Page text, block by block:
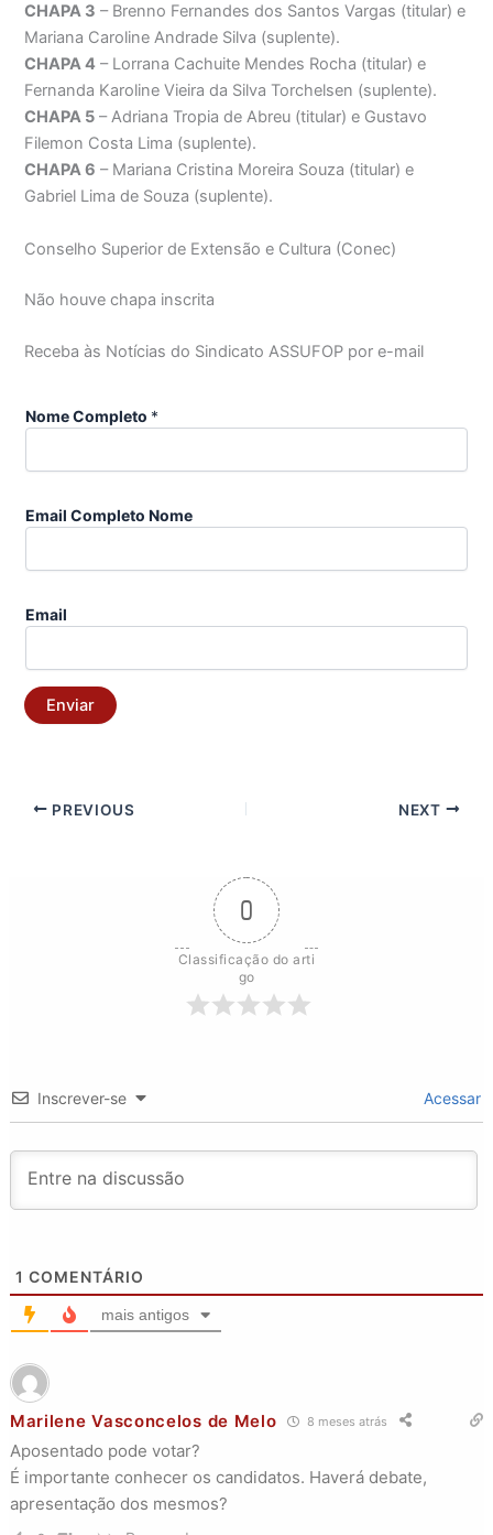
CHAPA 3 – Brenno Fernandes dos Santos Vargas (titular) e
Mariana Caroline Andrade Silva (suplente).
CHAPA 4 – Lorrana Cachuite Mendes Rocha (titular) e
Fernanda Karoline Vieira da Silva Torchelsen (suplente).
CHAPA 5 – Adriana Tropia de Abreu (titular) e Gustavo
Filemon Costa Lima (suplente).
CHAPA 6 – Mariana Cristina Moreira Souza (titular) e
Gabriel Lima de Souza (suplente).
Conselho Superior de Extensão e Cultura (Conec)
Não houve chapa inscrita
Receba às Notícias do Sindicato ASSUFOP por e-mail
Nome Completo *
Email Completo Nome
Email
Enviar
PREVIOUS NEXT
0
Classificação do arti
go
Inscrever-se Acessar
1 COMENTÁRIO
mais antigos
Marilene Vasconcelos de Melo 8 meses atrás
Aposentado pode votar?
É importante conhecer os candidatos. Haverá debate,
apresentação dos mesmos?